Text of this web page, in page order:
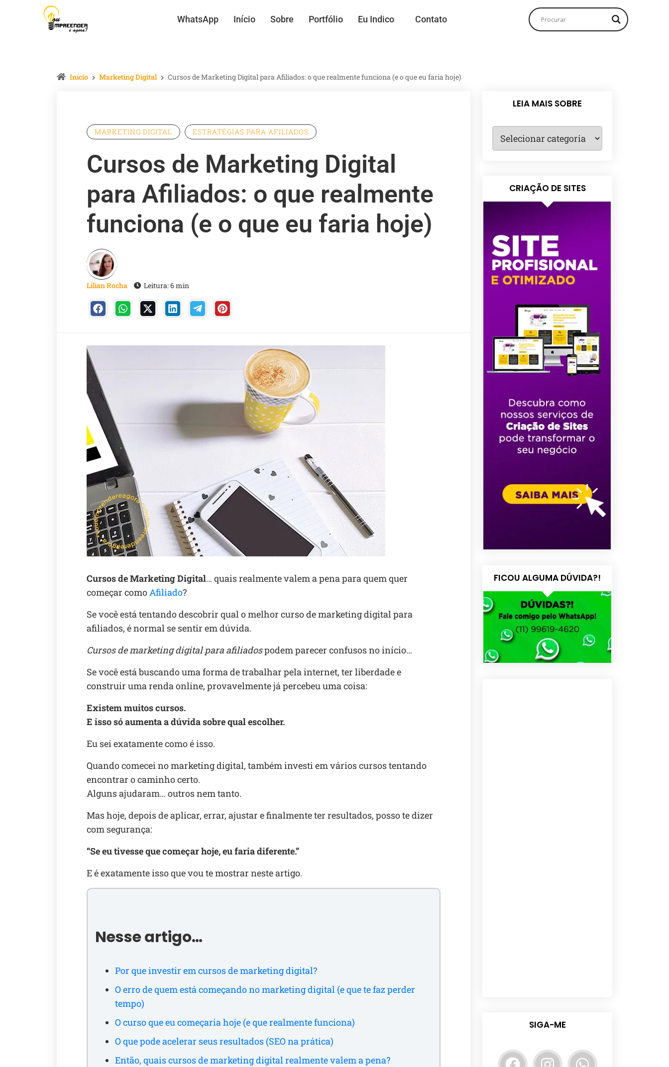
WhatsApp Início Sobre Portfólio Eu Indico Contato
Início Marketing Digital Cursos de Marketing Digital para Afiliados: o que realmente funciona (e o que eu faria hoje)
MARKETING DIGITAL ESTRATÉGIAS PARA AFILIADOS
Cursos de Marketing Digital
para Afiliados: o que realmente
funciona (e o que eu faria hoje)
Lilian Rocha Leitura: 6 min
Cursos de Marketing Digital… quais realmente valem a pena para quem quer
começar comoAfiliado?
Se você está tentando descobrir qual o melhor curso de marketing digital para
afiliados, é normal se sentir em dúvida.
Cursos de marketing digital para afiliadospodem parecer confusos no início…
Se você está buscando uma forma de trabalhar pela internet, ter liberdade e
construir uma renda online, provavelmente já percebeu uma coisa:
Existem muitos cursos.
E isso só aumenta a dúvida sobre qual escolher.
Eu sei exatamente como é isso.
Quando comecei no marketing digital, também investi em vários cursos tentando
encontrar o caminho certo.
Alguns ajudaram… outros nem tanto.
Mas hoje, depois de aplicar, errar, ajustar e finalmente ter resultados, posso te dizer
com segurança:
“Se eu tivesse que começar hoje, eu faria diferente.”
E é exatamente isso que vou te mostrar neste artigo.
Nesse artigo…
Por que investir em cursos de marketing digital?
O erro de quem está começando no marketing digital (e que te faz perder
tempo)
O curso que eu começaria hoje (e que realmente funciona)
O que pode acelerar seus resultados (SEO na prática)
Então, quais cursos de marketing digital realmente valem a pena?
LEIA MAIS SOBRE
CRIAÇÃO DE SITES
FICOU ALGUMA DÚVIDA?!
SIGA-ME